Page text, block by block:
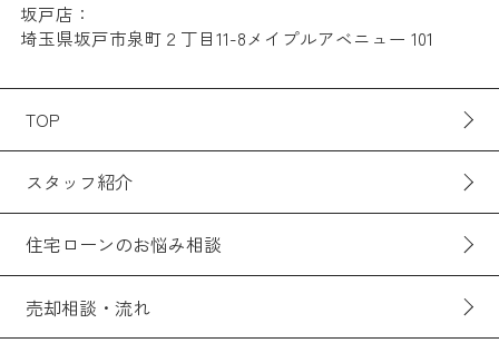
坂戸店：
埼玉県坂戸市泉町２丁目11-8メイプルアベニュー 101
TOP
スタッフ紹介
住宅ローンのお悩み相談
売却相談・流れ